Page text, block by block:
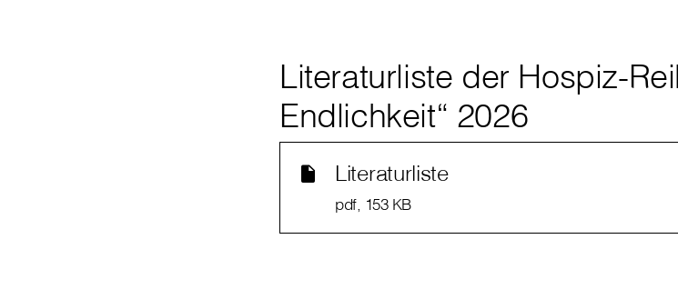
Literaturliste der Hospiz-
Endlichkeit“ 2026
Literaturliste
pdf, 153 KB